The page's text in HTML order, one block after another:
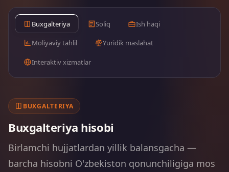
Buxgalteriya Soliq Ish haqi
Moliyaviy tahlil Yuridik maslahat
Interaktiv xizmatlar
BUXGALTERIYA
Buxgalteriya hisobi
Birlamchi hujjatlardan yillik balansgacha —
barcha hisobni O'zbekiston qonunchiligiga mos